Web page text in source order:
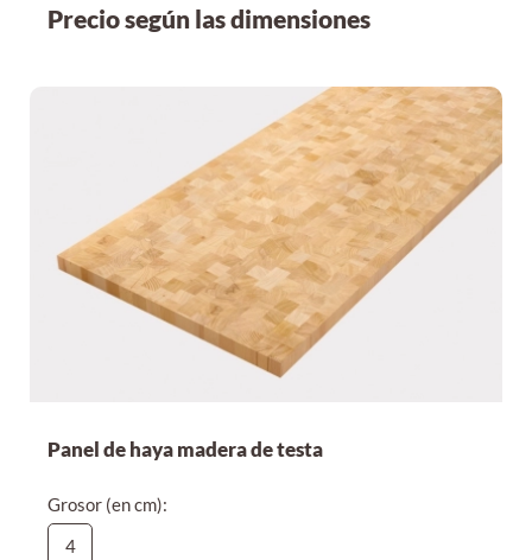
Precio según las dimensiones
Panel de haya madera de testa
Grosor (en cm):
4